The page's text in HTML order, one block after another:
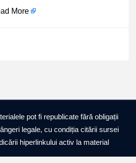
More
pot fi republicate fără obligații
legale, cu condiția citării sursei
hiperlinkului activ la material